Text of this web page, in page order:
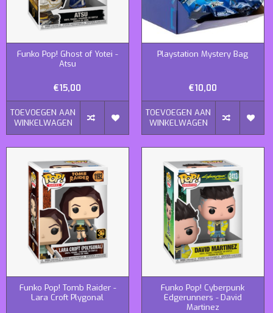
Funko Pop! Ghost of Yotei -
Atsu
€15,00
TOEVOEGEN AAN
WINKELWAGEN
Playstation Mystery Bag
€10,00
TOEVOEGEN AAN
WINKELWAGEN
Funko Pop! Tomb Raider -
Lara Croft Plygonal
Funko Pop! Cyberpunk
Edgerunners - David
Martinez